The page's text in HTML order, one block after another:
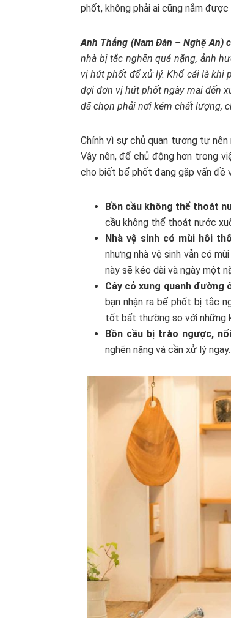
phốt, không phải ai cũng nắm
Anh Thắng (Nam Đàn – Nghệ An)
nhà bị tắc nghẽn quá nặng, ảnh
vị hút phốt để xử lý. Khổ cái là khi
đợi đơn vị hút phốt ngày mai đến
đã chọn phải nơi kém chất lượng,
Chính vì sự chủ quan tương tự
Vậy nên, để chủ động hơn trong
cho biết bể phốt đang gặp vấn đề
Bồn cầu không thể thoát
cầu không thể thoát nước
Nhà vệ sinh có mùi hôi
nhưng nhà vệ sinh vẫn có
này sẽ kéo dài và ngày một
Cây cỏ xung quanh
bạn nhận ra bể phốt bị tắc
tốt bất thường so với những
Bồn cầu bị trào ngược,
nghẽn nặng và cần xử lý ngay.